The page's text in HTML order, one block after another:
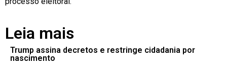
Leia mais
Trump assina decretos e restringe cidadania por
nascimento